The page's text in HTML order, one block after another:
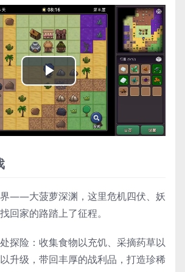
Play
Video
——大菠萝深渊，这里危机四伏、妖
回家的路踏上了征程。
探险：收集食物以充饥、采摘药草以
升级，带回丰厚的战利品，打造珍稀